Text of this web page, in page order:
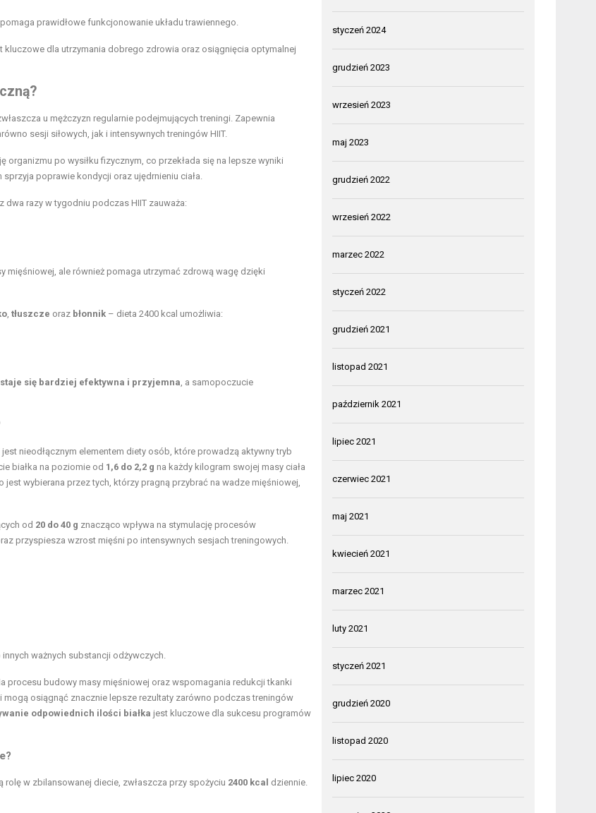
prawidłowe funkcjonowanie układu trawiennego.
kluczowe dla utrzymania dobrego zdrowia oraz osiągnięcia optymalnej
u mężczyzn regularnie podejmujących treningi. Zapewnia
sesji siłowych, jak i intensywnych treningów HIIT.
organizmu po wysiłku fizycznym, co przekłada się na lepsze wyniki
poprawie kondycji oraz ujędrnieniu ciała.
dwa razy w tygodniu podczas HIIT zauważa:
mięśniowej, ale również pomaga utrzymać zdrową wagę dzięki
tłuszcze oraz błonnik – dieta 2400 kcal umożliwia:
się bardziej efektywna i przyjemna , a samopoczucie
nieodłącznym elementem diety osób, które prowadzą aktywny tryb
białka na poziomie od 1,6 do 2,2 g na każdy kilogram swojej masy ciała
jest wybierana przez tych, którzy pragną przybrać na wadze mięśniowej,
od 20 do 40 g znacząco wpływa na stymulację procesów
przyspiesza wzrost mięśni po intensywnych sesjach treningowych.
ważnych substancji odżywczych.
procesu budowy masy mięśniowej oraz wspomagania redukcji tkanki
osiągnąć znacznie lepsze rezultaty zarówno podczas treningów
odpowiednich ilości białka jest kluczowe dla sukcesu programów
rolę w zbilansowanej diecie, zwłaszcza przy spożyciu 2400 kcal dziennie.
styczeń 2024
grudzień 2023
wrzesień 2023
maj 2023
grudzień 2022
wrzesień 2022
marzec 2022
styczeń 2022
grudzień 2021
listopad 2021
październik 2021
lipiec 2021
czerwiec 2021
maj 2021
kwiecień 2021
marzec 2021
luty 2021
styczeń 2021
grudzień 2020
listopad 2020
lipiec 2020